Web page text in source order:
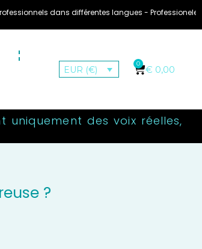
différentes langues - Professionele Audio
EUR (€) € 0,00
0
des voix réelles,
?